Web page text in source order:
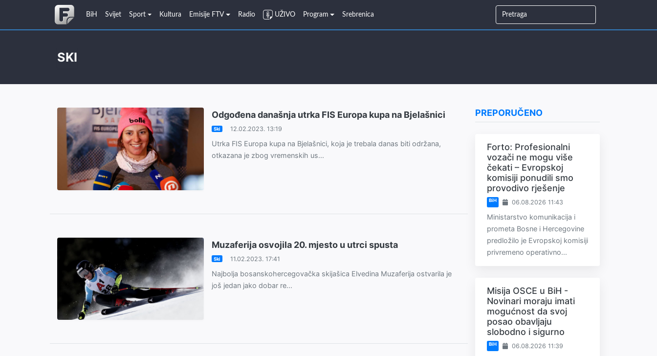
BiH Svijet Sport Kultura Emisije FTV Radio UŽIVO Program Srebrenica
SKI
Odgođena današnja utrka FIS Europa kupa na Bjelašnici
Ski 12.02.2023. 13:19
Utrka FIS Europa kupa na Bjelašnici, koja je trebala danas biti održana,
otkazana je zbog vremenskih us...
Muzaferija osvojila 20. mjesto u utrci spusta
Ski 11.02.2023. 17:41
Najbolja bosanskohercegovačka skijašica Elvedina Muzaferija ostvarila je
još jedan jako dobar re...
PREPORUČENO
Forto: Profesionalni
vozači ne mogu više
čekati – Evropskoj
komisiji ponudili smo
provodivo rješenje
BiH 06.08.2026 11:43
Ministarstvo komunikacija i
prometa Bosne i Hercegovine
predložilo je Evropskoj komisiji
privremeno operativno...
Misija OSCE u BiH -
Novinari moraju imati
mogućnost da svoj
posao obavljaju
slobodno i sigurno
BiH 06.08.2026 11:39